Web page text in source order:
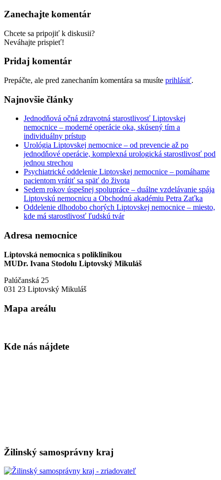
Zanechajte komentár
Chcete sa pripojiť k diskusii?
Neváhajte prispieť!
Pridaj komentár
Prepáčte, ale pred zanechaním komentára sa musíte prihlásiť.
Najnovšie články
Jednodňová očná zdravotná starostlivosť Liptovskej
nemocnice – moderné operácie oka, skúsený tím a
individuálny prístup
Urológia Liptovskej nemocnice – od prevencie až po
jednodňové operácie, komplexná urologická starostlivosť pod
jednou strechou
Psychiatrické oddelenie Liptovskej nemocnice – pomáhame
pacientom vrátiť sa späť do života
Sedem rokov úspešnej spolupráce – duálne vzdelávanie spája
Liptovskú nemocnicu a Obchodnú akadémiu Petra Zaťka
Oddelenie dlhodobo chorých Liptovskej nemocnice – miesto,
kde má starostlivosť ľudskú tvár
Adresa nemocnice
Liptovská nemocnica s poliklinikou
MUDr. Ivana Stodolu Liptovský Mikuláš
Palúčanská 25
031 23 Liptovský Mikuláš
Mapa areálu
Kde nás nájdete
Žilinský samosprávny kraj